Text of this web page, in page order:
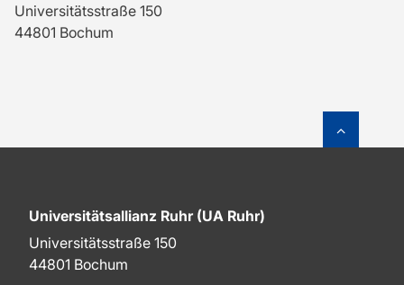
Universitätsstraße 150
44801 Bochum
Universitätsallianz Ruhr (UA Ruhr)
Universitätsstraße 150
44801 Bochum